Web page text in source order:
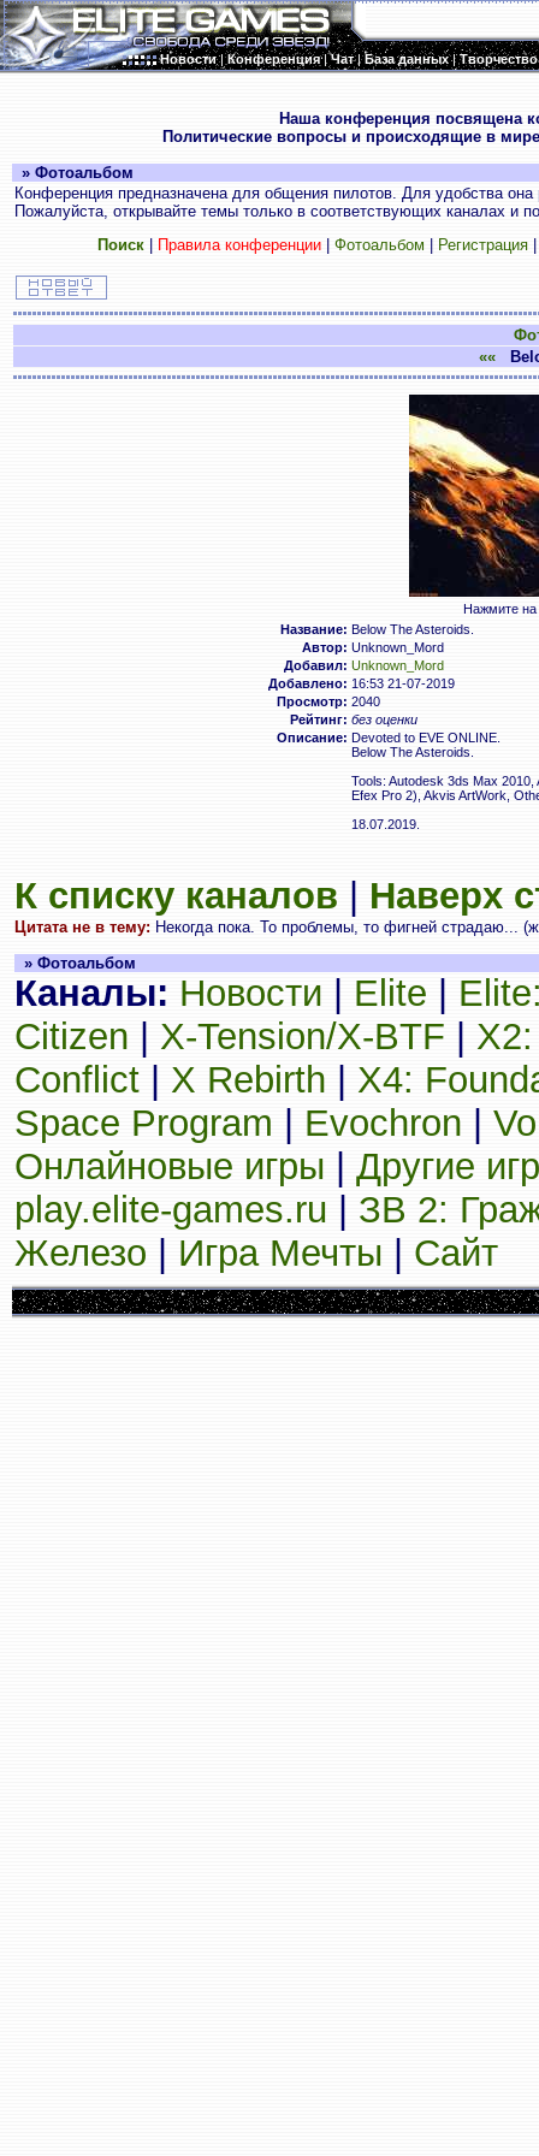
Новости|Конференция|Чат|База данных|Творчество
Наша конференция посвящена
Политические вопросы и происходящие в
» Фотоальбом
Конференция предназначена для общения пилотов. Для удобства
Пожалуйста, открывайте темы только в соответствующих каналах и
Поиск| Правила конференции| Фотоальбом Регистрация
««
Нажмите на
Название: Below The Asteroids.
Автор: Unknown_Mord
Добавил: Unknown_Mord
Добавлено: 16:53 21-07-2019
Просмотр: 2040
Рейтинг: без оценки
Описание: Devoted to EVE ONLINE.
Below The Asteroids.
Tools: Autodesk 3ds Max
Efex Pro 2), Akvis ArtWork,
18.07.2019.
К списку каналов Наверх
Цитата не в тему: Некогда пока. То проблемы, то фигней страдаю...
» Фотоальбом
Каналы: Новости Elite
Citizen
X-Tension/X-BTF
Conflict
X Rebirth
X4:
Space Program
Evochron
Онлайновые игры
Другие
play.elite-games.ru
ЗВ 2:
Железо
Игра Мечты Сайт